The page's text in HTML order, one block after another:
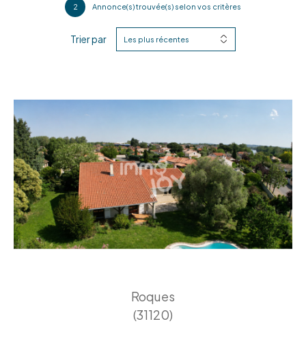
2 Annonce(s) trouvée(s) selon vos critères
Trier par Les plus récentes
Roques
(31120)